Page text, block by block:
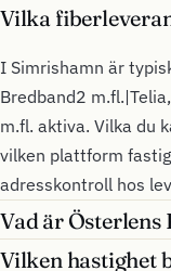
Vilka
I Simrishamn är
Bredband2
m.fl. aktiva. Vilka du
vilken plattform
adresskontroll hos
Vad är Österlens
Vilken hastighet